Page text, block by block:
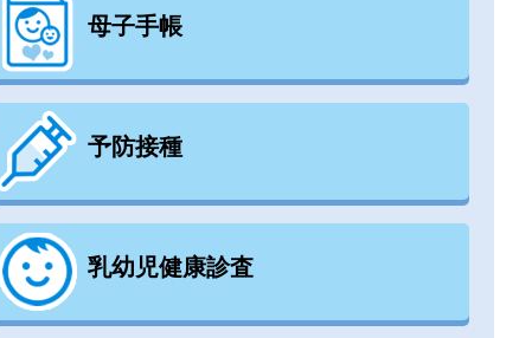
母子手帳
予防接種
乳幼児健康診査